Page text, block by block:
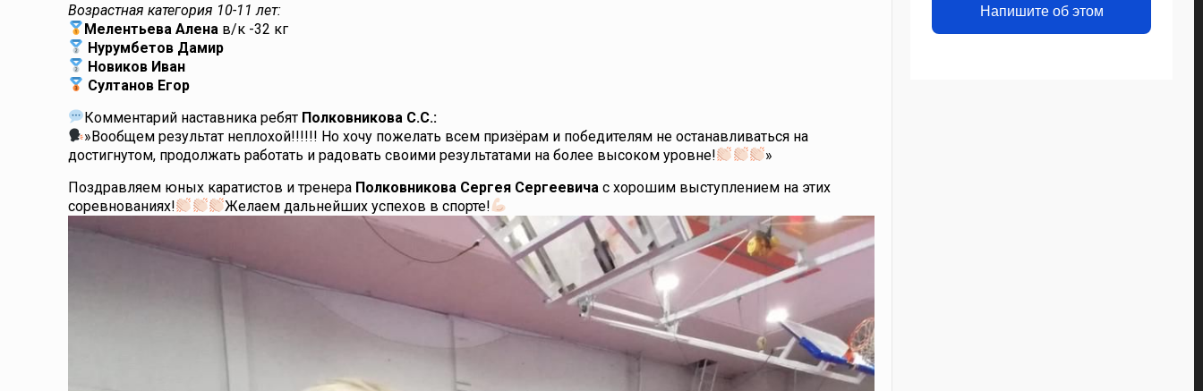
Возрастная категория 10-11 лет:
Мелентьева Алена в/к -32 кг
Нурумбетов Дамир
Новиков Иван
Султанов Егор
Комментарий наставника ребят Полковникова С.С.:
»Вообщем результат неплохой!!!!!! Но хочу пожелать всем призёрам и победителям не останавливаться на
достигнутом, продолжать работать и радовать своими результатами на более высоком уровне!
»
Поздравляем юных каратистов и тренера Полковникова Сергея Сергеевича с хорошим выступлением на этих
соревнованиях!
Желаем дальнейших успехов в спорте!
Напишите об этом